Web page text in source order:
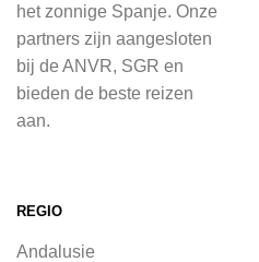
Bij 2Spanje.nl begint de
voordat je het vliegtuig
inspiratie op te doen
vliegvakantie zoeken
2Spanje.nl, met een
het zonnige Spanje. Onze
partners zijn aangesloten
bij de ANVR, SGR en
bieden de beste reizen
aan.
REGIO
Andalusie